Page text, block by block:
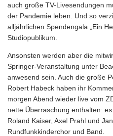
auch große TV-Livesendungen
der Pandemie leben. Und so
alljährlichen Spendengala „Ein
Studiopublikum.
Ansonsten werden aber die
Springer-Veranstaltung unter
anwesend sein. Auch die große
Robert Habeck haben ihr
morgen Abend wieder live vom
nette Überraschung enthalten:
Roland Kaiser, Axel Prahl und
Rundfunkkinderchor und Band.